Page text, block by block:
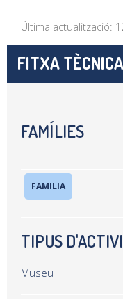
Última actualització:
FITXA TÈCNICA
FAMÍLIES
FAMILIA
TIPUS
Museu